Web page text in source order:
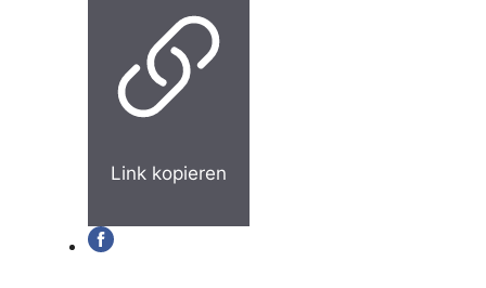
Link kopieren